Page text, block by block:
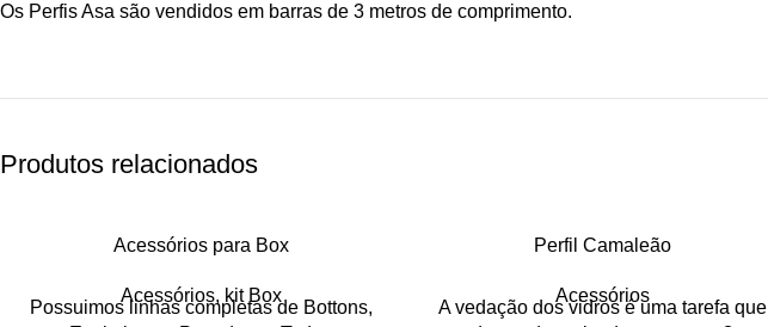
Os Perfis Asa são vendidos em barras de 3 metros de comprimento.
Produtos relacionados
Acessórios para Box
Acessórios, kit Box
Possuimos linhas completas de Bottons,
Perfil Camaleão
Acessórios
A vedação dos vidros é uma tarefa que